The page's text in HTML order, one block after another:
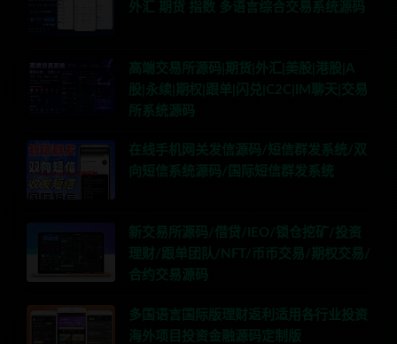
外汇 期货 指数 多语言综合交易系统源码
高端交易所源码|期货|外汇|美股|港股|A
股|永续|期权|跟单|闪兑|C2C|IM聊天|交易
所系统源码
在线手机网关发信源码/短信群发系统/双
向短信系统源码/国际短信群发系统
新交易所源码/借贷/IEO/锁仓挖矿/投资
理财/跟单团队/NFT/币币交易/期权交易/
合约交易源码
多国语言国际版理财返利适用各行业投资
海外项目投资金融源码定制版